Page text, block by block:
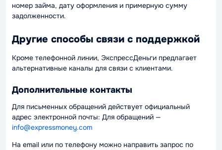
номер займа, дату оформления и примерную сумму
задолженности.
Другие способы связи с поддержкой
Кроме телефонной линии, ЭкспрессДеньги предлагает
альтернативные каналы для связи с клиентами.
Дополнительные контакты
Для письменных обращений действует официальный
адрес электронной почты: Для обращений —
info@expressmoney.com
На email или по телефону можно направить запрос по